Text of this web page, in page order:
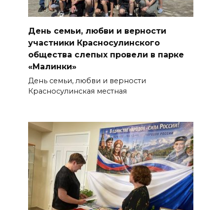
День семьи, любви и верности
участники Красносулинского
общества слепых провели в парке
«Малинки»
День семьи, любви и верности
Красносулинская местная